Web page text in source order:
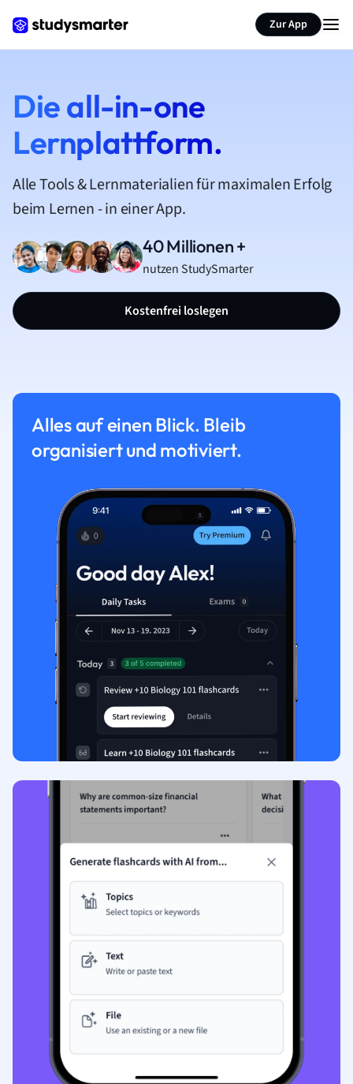
Zur App
Die all-in-one
Lernplattform.
Alle Tools & Lernmaterialien für maximalen Erfolg
beim Lernen - in einer App.
40 Millionen +
nutzen StudySmarter
Kostenfrei loslegen
Alles auf einen Blick. Bleib
organisiert und motiviert.